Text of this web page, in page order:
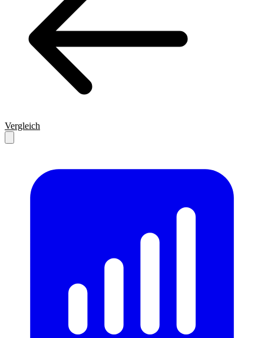
Vergleich